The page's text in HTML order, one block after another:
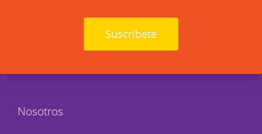
Suscríbete
Nosotros